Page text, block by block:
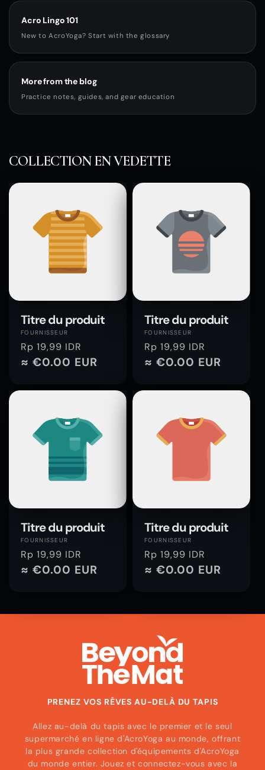
Acro Lingo 101
New to AcroYoga? Start with the glossary
More from the blog
Practice notes, guides, and gear education
COLLECTION EN VEDETTE
Titre du produit
Fournisseur :
FOURNISSEUR
Prix
habituel
Rp 19,99 IDR
≈ €0.00 EUR
Titre du produit
Fournisseur :
FOURNISSEUR
Prix
habituel
Rp 19,99 IDR
≈ €0.00 EUR
Titre du produit
Fournisseur :
FOURNISSEUR
Prix
habituel
Rp 19,99 IDR
≈ €0.00 EUR
Titre du produit
Fournisseur :
FOURNISSEUR
Prix
habituel
Rp 19,99 IDR
≈ €0.00 EUR
PRENEZ VOS RÊVES AU-DELÀ DU TAPIS
Allez au-delà du tapis avec le premier et le seul
supermarché en ligne d'AcroYoga au monde, offrant
la plus grande collection d'équipements d'AcroYoga
du monde entier. Jouez et connectez-vous avec la